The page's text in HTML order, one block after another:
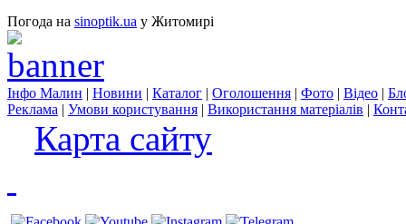
Погода на sinoptik.ua у Житомирі
Інфо Малин | Новини | Каталог | Оголошення | Фото | Відео |
Реклама | Умови користування | Використання матеріалів |
Карта сайту